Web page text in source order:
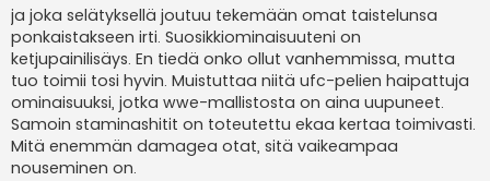
ja joka selätyksellä joutuu tekemään omat taistelunsa
ponkaistakseen irti. Suosikkiominaisuuteni on
ketjupainilisäys. En tiedä onko ollut vanhemmissa, mutta
tuo toimii tosi hyvin. Muistuttaa niitä ufc-pelien haipattuja
ominaisuuksi, jotka wwe-mallistosta on aina uupuneet.
Samoin staminashitit on toteutettu ekaa kertaa toimivasti.
Mitä enemmän damagea otat, sitä vaikeampaa
nouseminen on.